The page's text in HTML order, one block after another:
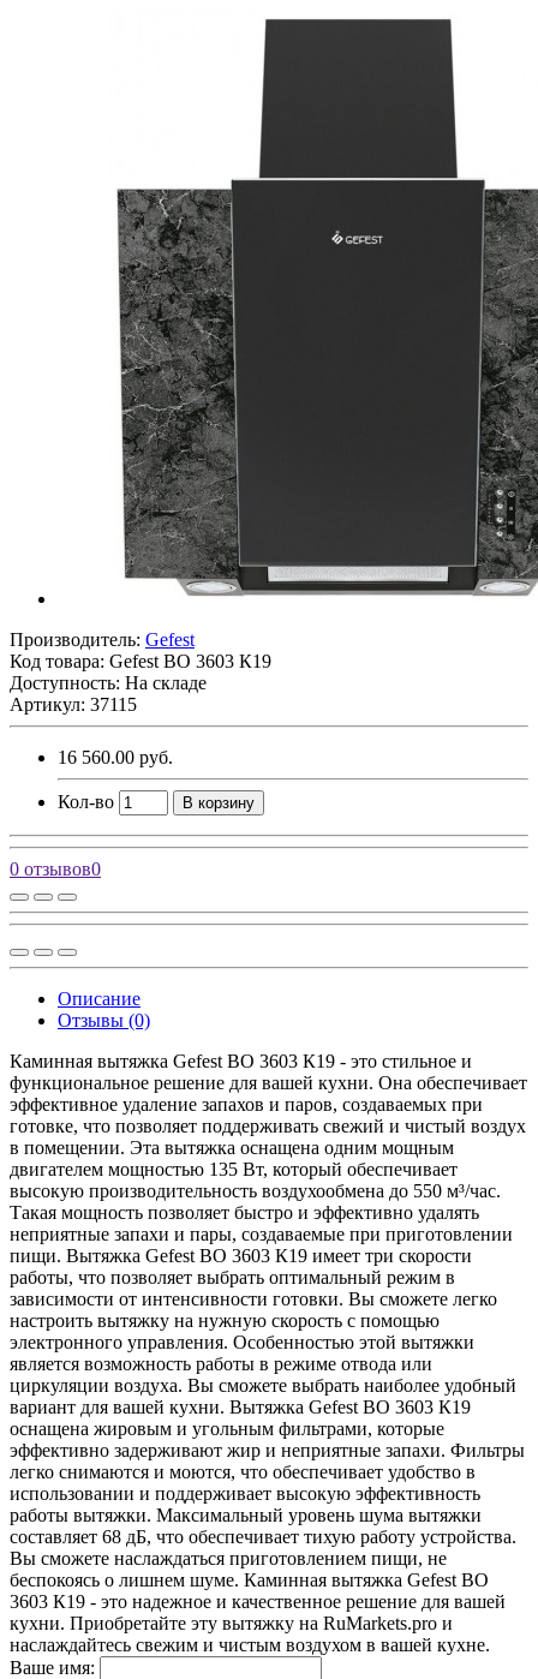
Производитель: Gefest
Код товара: Gefest ВО 3603 К19
Доступность: На складе
Артикул: 37115
16 560.00 руб.
Кол-во В корзину
0 отзывов0
Описание
Отзывы (0)
Каминная вытяжка Gefest ВО 3603 К19 - это стильное и
функциональное решение для вашей кухни. Она обеспечивает
эффективное удаление запахов и паров, создаваемых при
готовке, что позволяет поддерживать свежий и чистый воздух
в помещении. Эта вытяжка оснащена одним мощным
двигателем мощностью 135 Вт, который обеспечивает
высокую производительность воздухообмена до 550 м³/час.
Такая мощность позволяет быстро и эффективно удалять
неприятные запахи и пары, создаваемые при приготовлении
пищи. Вытяжка Gefest ВО 3603 К19 имеет три скорости
работы, что позволяет выбрать оптимальный режим в
зависимости от интенсивности готовки. Вы сможете легко
настроить вытяжку на нужную скорость с помощью
электронного управления. Особенностью этой вытяжки
является возможность работы в режиме отвода или
циркуляции воздуха. Вы сможете выбрать наиболее удобный
вариант для вашей кухни. Вытяжка Gefest ВО 3603 К19
оснащена жировым и угольным фильтрами, которые
эффективно задерживают жир и неприятные запахи. Фильтры
легко снимаются и моются, что обеспечивает удобство в
использовании и поддерживает высокую эффективность
работы вытяжки. Максимальный уровень шума вытяжки
составляет 68 дБ, что обеспечивает тихую работу устройства.
Вы сможете наслаждаться приготовлением пищи, не
беспокоясь о лишнем шуме. Каминная вытяжка Gefest ВО
3603 К19 - это надежное и качественное решение для вашей
кухни. Приобретайте эту вытяжку на RuMarkets.pro и
наслаждайтесь свежим и чистым воздухом в вашей кухне.
Ваше имя: